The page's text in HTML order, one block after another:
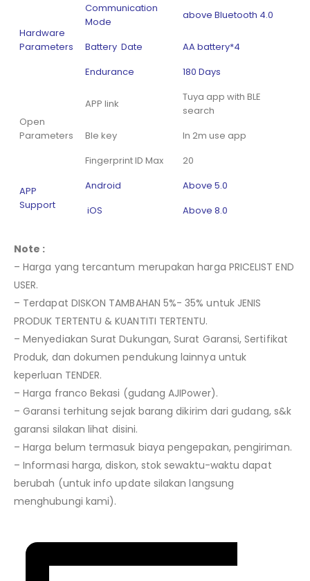
Hardware
Parameters
Communication
Mode
above Bluetooth 4.0
Battery Date
AA battery*4
Endurance
180 Days
Open
Parameters
APP link
Tuya app with BLE
search
Ble key
In 2m use app
Fingerprint ID Max
20
APP
Support
Android
Above 5.0
iOS
Above 8.0
Note :
– Harga yang tercantum merupakan harga PRICELIST END
USER.
– Terdapat DISKON TAMBAHAN 5%- 35% untuk JENIS
PRODUK TERTENTU & KUANTITI TERTENTU.
– Menyediakan Surat Dukungan, Surat Garansi, Sertifikat
Produk, dan dokumen pendukung lainnya untuk
keperluan TENDER.
– Harga franco Bekasi (gudang AJIPower).
– Garansi terhitung sejak barang dikirim dari gudang, s&k
garansi silakan lihat disini.
– Harga belum termasuk biaya pengepakan, pengiriman.
– Informasi harga, diskon, stok sewaktu-waktu dapat
berubah (untuk info update silakan langsung
menghubungi kami).